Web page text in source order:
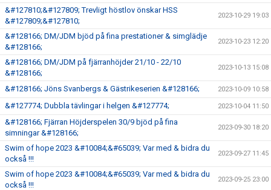
&#127810;&#127809; Trevligt höstlov önskar HSS
&#127809;&#127810;
2023-10-29 19:03
&#128166; DM/JDM bjöd på fina prestationer & simglädje
&#128166;
2023-10-23 12:20
&#128166; DM/JDM på fjärranhöjder 21/10 - 22/10
&#128166;
2023-10-13 15:08
&#128166; Jöns Svanbergs & Gästrikeserien &#128166; 2023-10-09 10:58
&#127774; Dubbla tävlingar i helgen &#127774; 2023-10-04 11:50
&#128166; Fjärran Höjderspelen 30/9 bjöd på fina
simningar &#128166;
2023-09-30 18:20
Swim of hope 2023 &#10084;&#65039; Var med & bidra du
också !!!
2023-09-27 11:45
Swim of hope 2023 &#10084;&#65039; Var med & bidra du
också !!!
2023-09-25 23:00